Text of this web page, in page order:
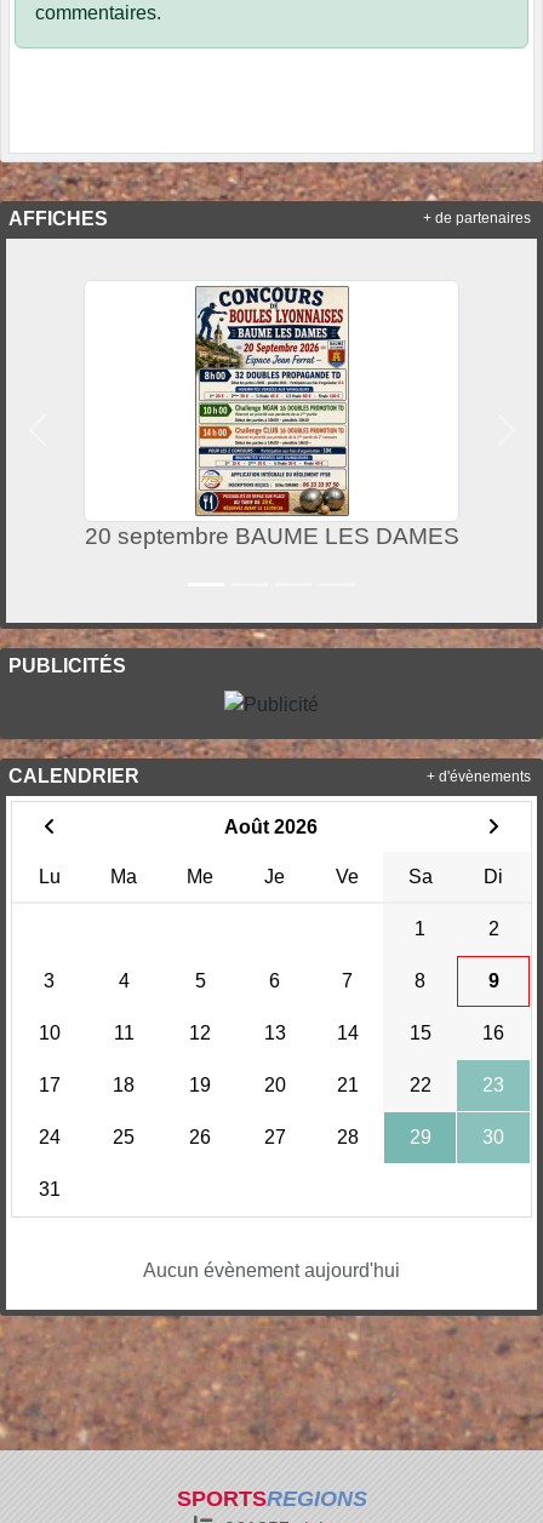
commentaires.
AFFICHES
20 septembre BAUME LES DAMES
+ de partenaires
PUBLICITÉS
CALENDRIER
Août 2026
Lu Ma Me Je Ve Sa Di
1 2
3 4 5 6 7 8 9
10 11 12 13 14 15 16
17 18 19 20 21 22 23
24 25 26 27 28 29 30
31
Aucun évènement aujourd'hui
+ d'évènements
SPORTSREGIONS